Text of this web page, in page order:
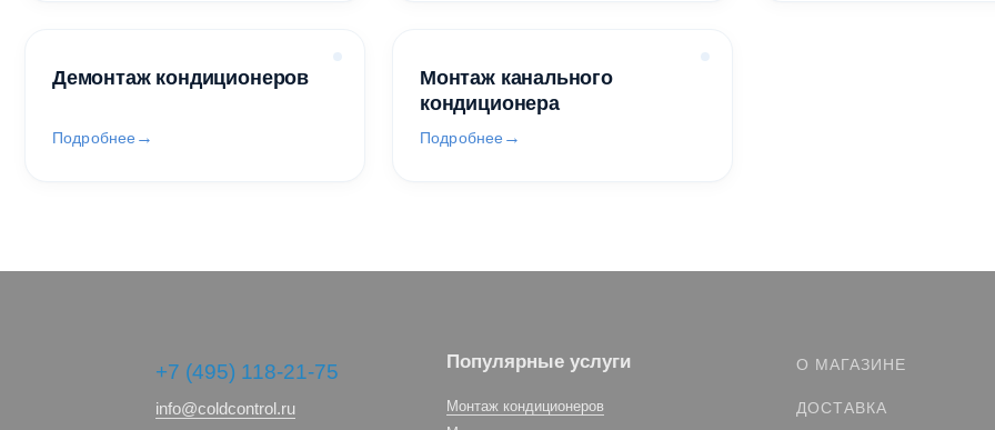
Демонтаж кондиционеров
Подробнее
Монтаж канального
кондиционера
Подробнее
+7 (495) 118-21-75
info@coldcontrol.ru
Популярные услуги
Монтаж кондиционеров
О МАГАЗИНЕ
ДОСТАВКА